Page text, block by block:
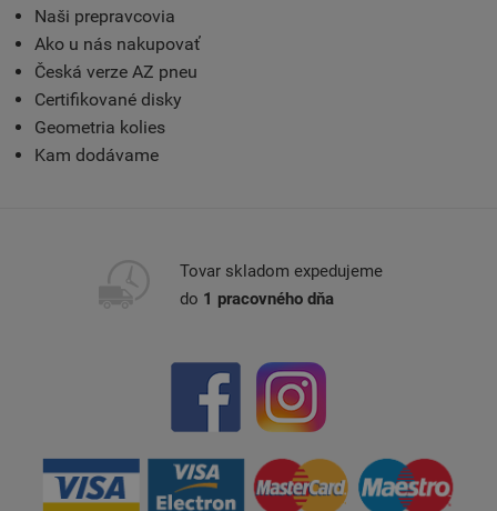
Naši prepravcovia
Ako u nás nakupovať
Česká verze AZ pneu
Certifikované disky
Geometria kolies
Kam dodávame
Tovar skladom expedujeme
do 1 pracovného dňa